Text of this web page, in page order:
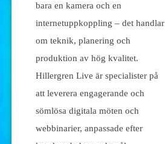
bara en kamera och en
internetuppkoppling – det handlar
om teknik, planering och
produktion av hög kvalitet.
Hillergren Live är specialister på
att leverera engagerande och
sömlösa digitala möten och
webbinarier, anpassade efter